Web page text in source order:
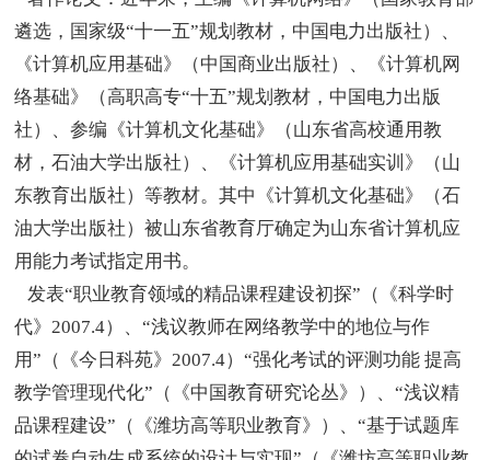
遴选，国家级“十一五”规划教材，中国电力出版社）、
《计算机应用基础》（中国商业出版社）、《计算机网
络基础》（高职高专“十五”规划教材，中国电力出版
社）、参编《计算机文化基础》（山东省高校通用教
材，石油大学出版社）、《计算机应用基础实训》（山
东教育出版社）等教材。其中《计算机文化基础》（石
油大学出版社）被山东省教育厅确定为山东省计算机应
用能力考试指定用书。
发表“职业教育领域的精品课程建设初探”（《科学时
代》2007.4）、“浅议教师在网络教学中的地位与作
用”（《今日科苑》2007.4）“强化考试的评测功能 提高
教学管理现代化”（《中国教育研究论丛》）、“浅议精
品课程建设”（《潍坊高等职业教育》）、“基于试题库